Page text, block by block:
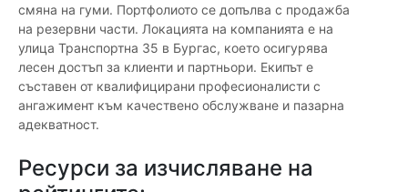
смяна на гуми. Портфолиото се допълва с продажба
на резервни части. Локацията на компанията е на
улица Транспортна 35 в Бургас, което осигурява
лесен достъп за клиенти и партньори. Екипът е
съставен от квалифицирани професионалисти с
ангажимент към качествено обслужване и пазарна
адекватност.
Ресурси за изчисляване на